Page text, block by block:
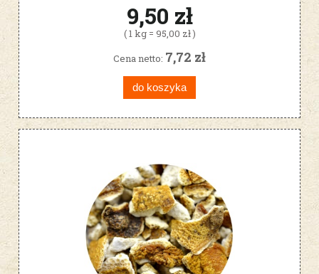
9,50 zł
( 1 kg = 95,00 zł )
Cena netto: 7,72 zł
do koszyka